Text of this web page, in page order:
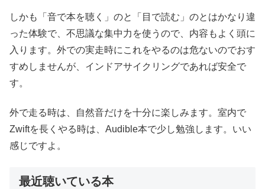
しかも「音で本を聴く」のと「目で読む」のとはかなり違
った体験で、不思議な集中力を使うので、内容もよく頭に
入ります。外での実走時にこれをやるのは危ないのでおす
すめしませんが、インドアサイクリングであれば安全で
す。
外で走る時は、自然音だけを十分に楽しみます。室内で
Zwiftを長くやる時は、Audible本で少し勉強します。いい
感じですよ。
最近聴いている本